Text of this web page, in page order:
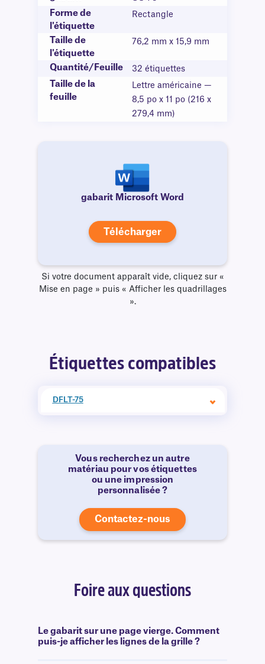
Forme de
l'étiquette
Rectangle
Taille de
l'étiquette
76,2 mm x 15,9 mm
Quantité/Feuille 32 étiquettes
Taille de la
feuille
Lettre américaine —
8,5 po x 11 po (216 x
279,4 mm)
gabarit Microsoft Word
Télécharger
Si votre document apparaît vide, cliquez sur «
Mise en page » puis « Afficher les quadrillages
».
Étiquettes compatibles
DFLT-75
Vous recherchez un autre
matériau pour vos étiquettes
ou une impression
personnalisée ?
Contactez-nous
Foire aux questions
Le gabarit sur une page vierge. Comment
puis-je afficher les lignes de la grille ?